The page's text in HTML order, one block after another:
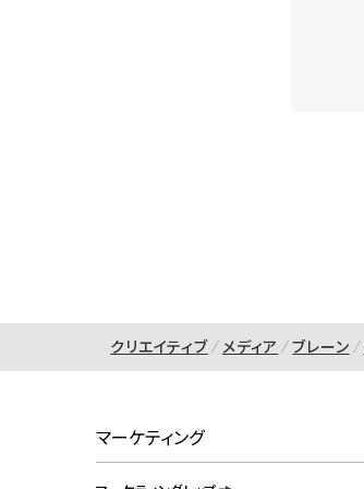
クリエイティブ メディア ブレーン
マーケティング